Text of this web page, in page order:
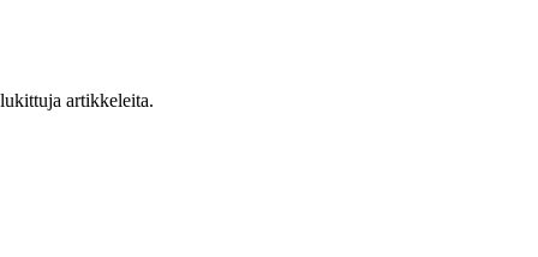
artikkeleita.